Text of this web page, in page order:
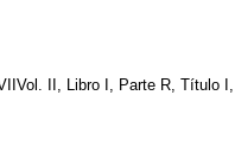
II, Libro I, Parte R, Título I,